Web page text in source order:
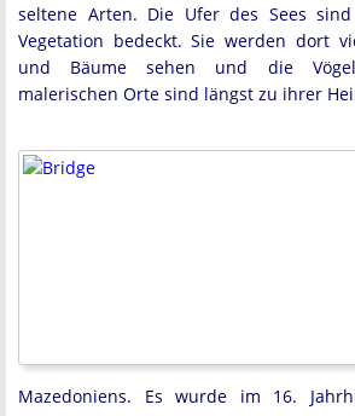
seltene Arten. Die Ufer des Sees
Vegetation bedeckt. Sie werden dort
und Bäume sehen und die
malerischen Orte sind längst zu ihrer
Mazedoniens. Es wurde im 16.